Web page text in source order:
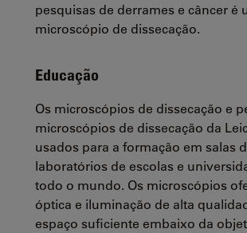
pesquisas de derrames e câncer é
microscópio de dissecação.
Educação
Os microscópios de dissecação e
microscópios de dissecação da
usados para a formação em salas
laboratórios de escolas e
todo o mundo. Os microscópios
óptica e iluminação de alta
espaço suficiente embaixo da